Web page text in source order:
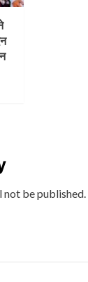
not be published.